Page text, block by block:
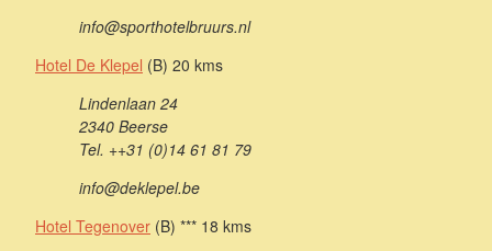
info@sporthotelbruurs.nl
Hotel De Klepel (B) 20 kms
Lindenlaan 24
2340 Beerse
Tel. ++31 (0)14 61 81 79
info@deklepel.be
Hotel Tegenover (B) *** 18 kms